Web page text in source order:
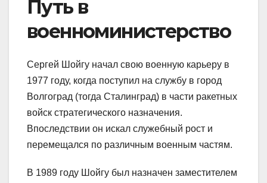
Путь в
военноминистерство
Сергей Шойгу начал свою военную карьеру в
1977 году, когда поступил на службу в город
Волгоград (тогда Сталинград) в части ракетных
войск стратегического назначения.
Впоследствии он искал служебный рост и
перемещался по различным военным частям.
В 1989 году Шойгу был назначен заместителем